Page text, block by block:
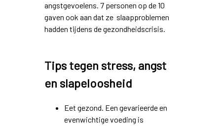
angstgevoelens. 7 personen op de 10
gaven ook aan dat ze slaapproblemen
hadden tijdens de gezondheidscrisis.
Tips tegen stress, angst
en slapeloosheid
Eet gezond. Een gevarieerde en
evenwichtige voeding is